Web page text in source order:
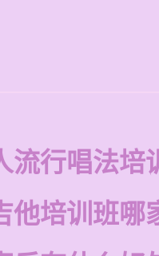
流行唱法培
他培训班哪